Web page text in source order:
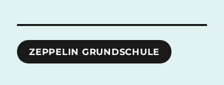
ZEPPELIN GRUNDSCHULE